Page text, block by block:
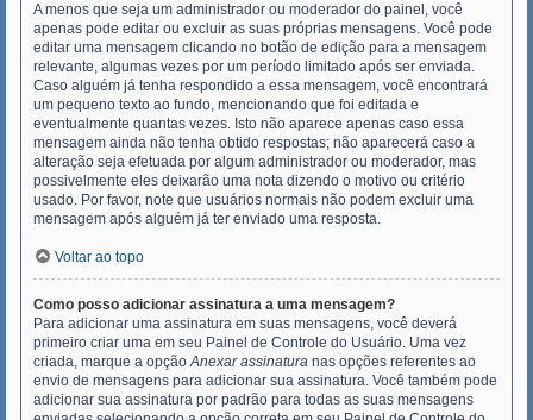
A menos que seja um administrador ou moderador do painel, você
apenas pode editar ou excluir as suas próprias mensagens. Você pode
editar uma mensagem clicando no botão de edição para a mensagem
relevante, algumas vezes por um período limitado após ser enviada.
Caso alguém já tenha respondido a essa mensagem, você encontrará
um pequeno texto ao fundo, mencionando que foi editada e
eventualmente quantas vezes. Isto não aparece apenas caso essa
mensagem ainda não tenha obtido respostas; não aparecerá caso a
alteração seja efetuada por algum administrador ou moderador, mas
possivelmente eles deixarão uma nota dizendo o motivo ou critério
usado. Por favor, note que usuários normais não podem excluir uma
mensagem após alguém já ter enviado uma resposta.
Voltar ao topo
Como posso adicionar assinatura a uma mensagem?
Para adicionar uma assinatura em suas mensagens, você deverá
primeiro criar uma em seu Painel de Controle do Usuário. Uma vez
criada, marque a opçãoAnexar assinatura nas opções referentes ao
envio de mensagens para adicionar sua assinatura. Você também pode
adicionar sua assinatura por padrão para todas as suas mensagens